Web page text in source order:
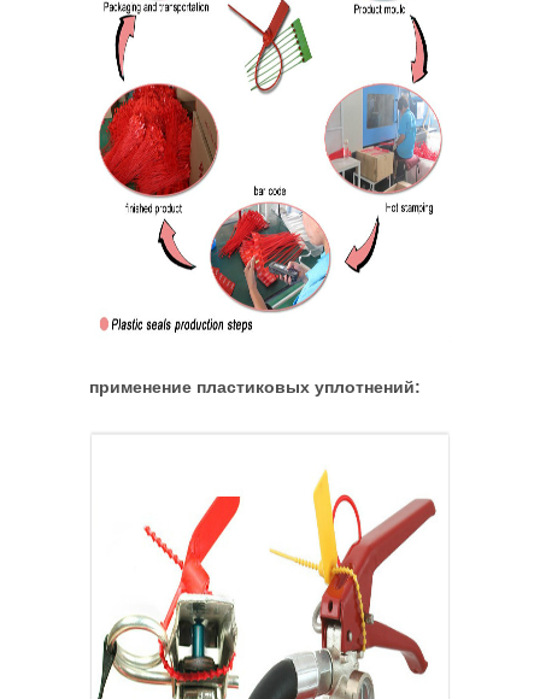
применение пластиковых уплотнений: